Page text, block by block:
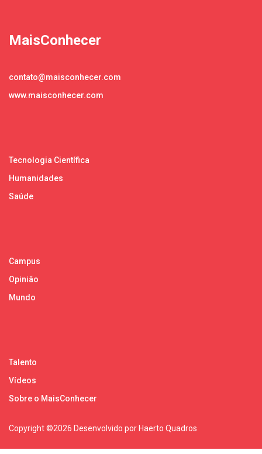
MaisConhecer
contato@maisconhecer.com
www.maisconhecer.com
Tecnologia Científica
Humanidades
Saúde
Campus
Opinião
Mundo
Talento
Vídeos
Sobre o MaisConhecer
Copyright ©2026 Desenvolvido por Haerto Quadros